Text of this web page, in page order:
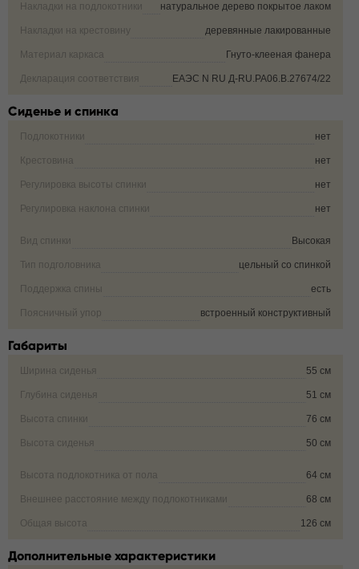
Накладки на подлокотники натуральное дерево покрытое лаком
Накладки на крестовину деревянные лакированные
Материал каркаса Гнуто-клееная фанера
Декларация соответствия ЕАЭС N RU Д-RU.РА06.В.27674/22
Сиденье и спинка
Подлокотники нет
Крестовина нет
Регулировка высоты спинки нет
Регулировка наклона спинки нет
Вид спинки Высокая
Тип подголовника цельный со спинкой
Поддержка спины есть
Поясничный упор встроенный конструктивный
Габариты
Ширина сиденья 55 см
Глубина сиденья 51 см
Высота спинки 76 см
Высота сиденья 50 см
Высота подлокотника от пола 64 см
Внешнее расстояние между подлокотниками 68 см
Общая высота 126 см
Дополнительные характеристики